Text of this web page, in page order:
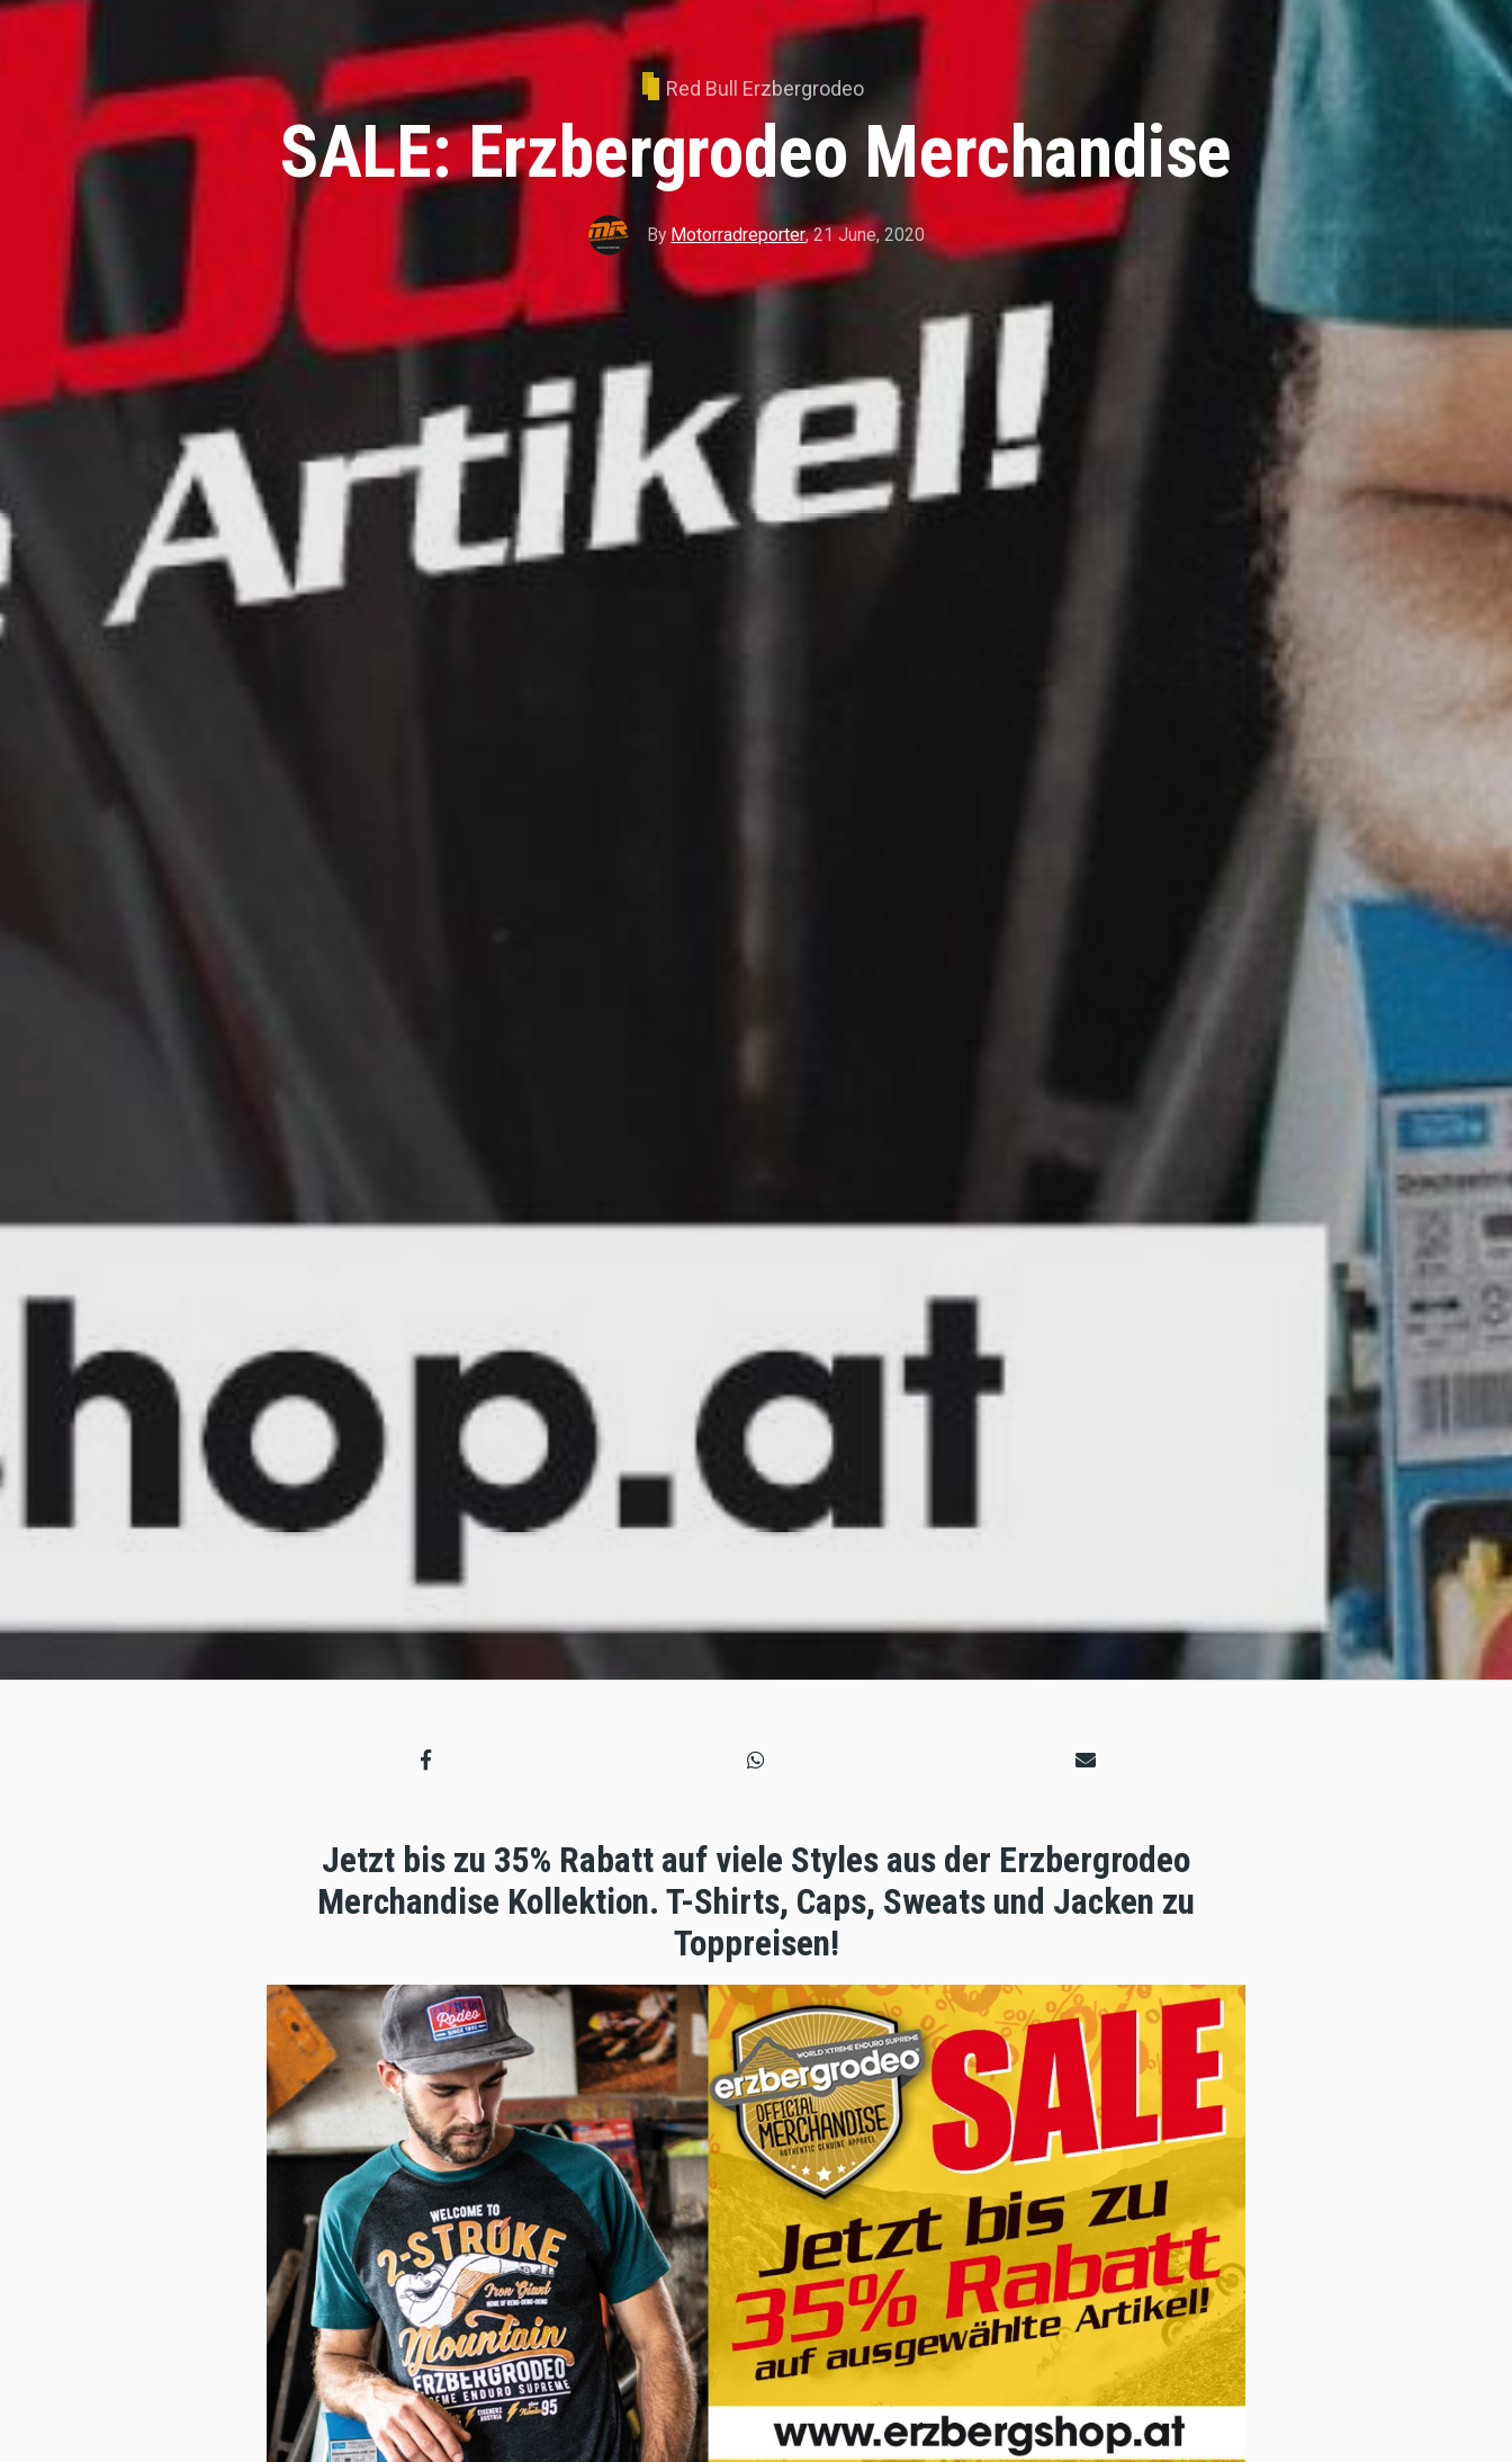
Red Bull Erzbergrodeo
SALE: Erzbergrodeo Merchandise
By Motorradreporter,21 June, 2020
Jetzt bis zu 35% Rabatt auf viele Styles aus der Erzbergrodeo
Merchandise Kollektion. T-Shirts, Caps, Sweats und Jacken zu
Toppreisen!